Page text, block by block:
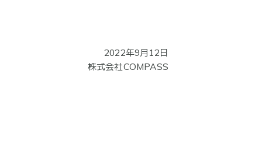
2022年9月12日
株式会社COMPASS